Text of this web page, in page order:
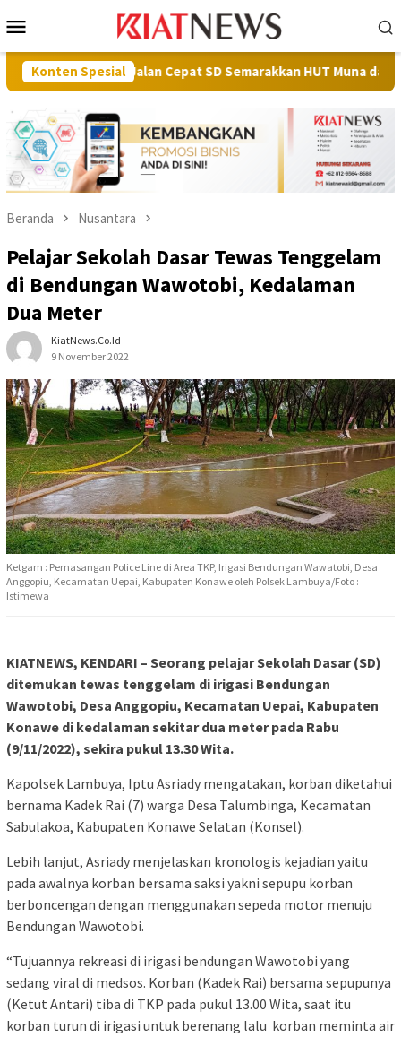
ke
Mobile
Konten Spesial
Jalan Cepat SD Semarakkan HUT Muna dan RI
Beranda Nusantara
Pelajar Sekolah Dasar Tewas Tenggelam
di Bendungan Wawotobi, Kedalaman
Dua Meter
KiatNews.co.id
9 November 2022
Ketgam : Pemasangan Police Line di Area TKP, Irigasi Bendungan Wawatobi, Desa
Anggopiu, Kecamatan Uepai, Kabupaten Konawe oleh Polsek Lambuya/Foto :
Istimewa
KIATNEWS, KENDARI – Seorang pelajar Sekolah Dasar (SD)
ditemukan tewas tenggelam di irigasi Bendungan
Wawotobi, Desa Anggopiu, Kecamatan Uepai, Kabupaten
Konawe di kedalaman sekitar dua meter pada Rabu
(9/11/2022), sekira pukul 13.30 Wita.
Kapolsek Lambuya, Iptu Asriady mengatakan, korban diketahui
bernama Kadek Rai (7) warga Desa Talumbinga, Kecamatan
Sabulakoa, Kabupaten Konawe Selatan (Konsel).
Lebih lanjut, Asriady menjelaskan kronologis kejadian yaitu
pada awalnya korban bersama saksi yakni sepupu korban
berboncengan dengan menggunakan sepeda motor menuju
Bendungan Wawotobi.
“Tujuannya rekreasi di irigasi bendungan Wawotobi yang
sedang viral di medsos. Korban (Kadek Rai) bersama sepupunya
(Ketut Antari) tiba di TKP pada pukul 13.00 Wita, saat itu
korban turun di irigasi untuk berenang lalu korban meminta air